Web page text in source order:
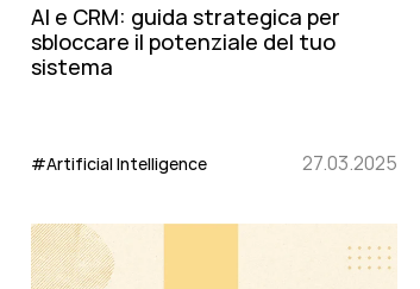
AI e CRM: guida strategica per
sbloccare il potenziale del tuo
sistema
#Artificial Intelligence 27.03.2025